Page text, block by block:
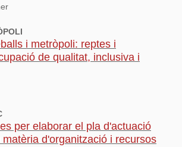
i metròpoli: reptes i
de qualitat, inclusiva i
per elaborar el pla d'actuació
d'organització i recursos